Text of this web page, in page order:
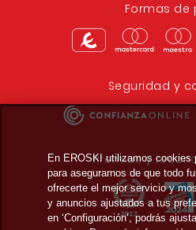
Formas de
Seguridad y
Premios y
En EROSKI utilizamos cookies
para asegurarnos de que todo
ofrecerte el mejor servicio y
y anuncios ajustados a tus
en ‘Configuración’, podrás